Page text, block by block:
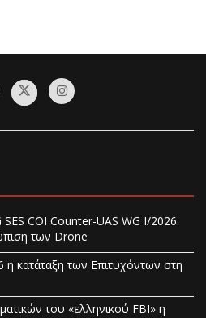
COI Counter-UAS WG I/2026.
των Drone
η κατάταξη των Επιτυχόντων στη
του «ελληνικού FBI» η